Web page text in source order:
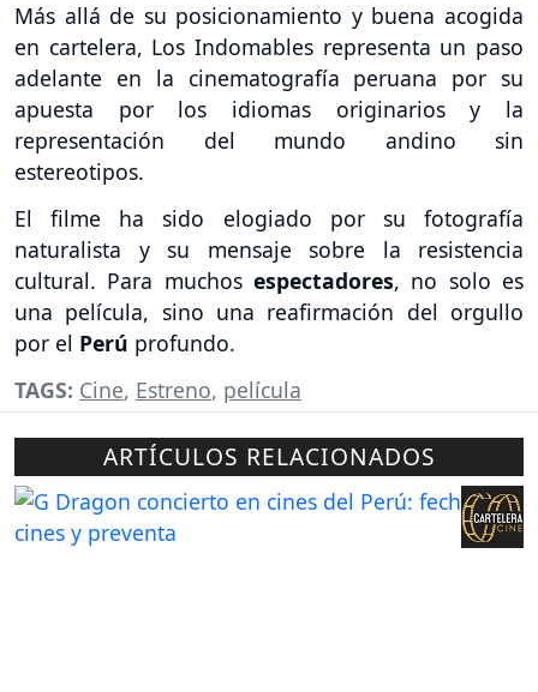
Más allá de su posicionamiento y buena acogida
en cartelera, Los Indomables representa un paso
adelante en la cinematografía peruana por su
apuesta por los idiomas originarios y la
representación del mundo andino sin
estereotipos.
El filme ha sido elogiado por su fotografía
naturalista y su mensaje sobre la resistencia
cultural. Para muchos espectadores, no solo es
una película, sino una reafirmación del orgullo
por el Perú profundo.
TAGS: Cine, Estreno, película
ARTÍCULOS RELACIONADOS